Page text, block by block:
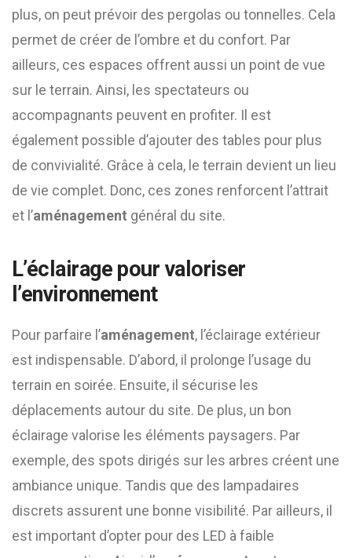
plus, on peut prévoir des pergolas ou tonnelles. Cela
permet de créer de l’ombre et du confort. Par
ailleurs, ces espaces offrent aussi un point de vue
sur le terrain. Ainsi, les spectateurs ou
accompagnants peuvent en profiter. Il est
également possible d’ajouter des tables pour plus
de convivialité. Grâce à cela, le terrain devient un lieu
de vie complet. Donc, ces zones renforcent l’attrait
et l’aménagement général du site.
L’éclairage pour valoriser
l’environnement
Pour parfaire l’aménagement, l’éclairage extérieur
est indispensable. D’abord, il prolonge l’usage du
terrain en soirée. Ensuite, il sécurise les
déplacements autour du site. De plus, un bon
éclairage valorise les éléments paysagers. Par
exemple, des spots dirigés sur les arbres créent une
ambiance unique. Tandis que des lampadaires
discrets assurent une bonne visibilité. Par ailleurs, il
est important d’opter pour des LED à faible